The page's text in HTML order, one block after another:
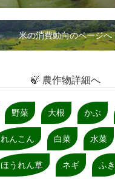
米の消費動向のページへ
🍃 農作物詳細へ
野菜 大根 かぶ
れんこん 白菜 水菜
ほうれん草 ネギ ふき